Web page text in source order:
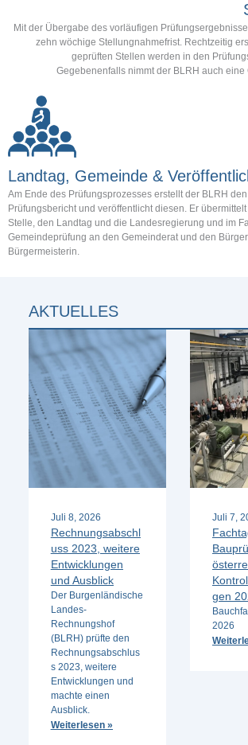
Mit der Übergabe des vorläufigen
zehn wöchige Stellungnahmefrist. Rechtzeitig
geprüften Stellen werden in den
Gegebenenfalls nimmt der BLRH auch
Landtag, Gemeinde &
Am Ende des Prüfungsprozesses erstellt der BLRH
Prüfungsbericht und veröffentlicht diesen. Er
Stelle, den Landtag und die Landesregierung und im
Gemeindeprüfung an den Gemeinderat und den
Bürgermeisterin.
AKTUELLES
Juli 8, 2026
Rechnungsabschl
uss 2023, weitere
Entwicklungen
und Ausblick
Der Burgenländische
Landes-
Rechnungshof
(BLRH) prüfte den
Rechnungsabschlus
s 2023, weitere
Entwicklungen und
machte einen
Ausblick.
Weiterlesen »
Juli 7,
gen
2026